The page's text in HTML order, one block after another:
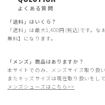
よくある質問
「送料」はいくら？
「送料」は最大1,400円(税込)です。
無料】になります。
「メンズ」商品はありますか？
本サイトでのみ、メンズサイズ取り扱
またキッズサイズは現在取り扱いをし
メンズシューズはこちら>>